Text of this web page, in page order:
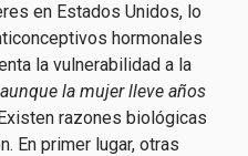
en Estados Unidos, lo
hormonales
la vulnerabilidad a la
aunque la mujer lleve años
razones biológicas
En primer lugar, otras